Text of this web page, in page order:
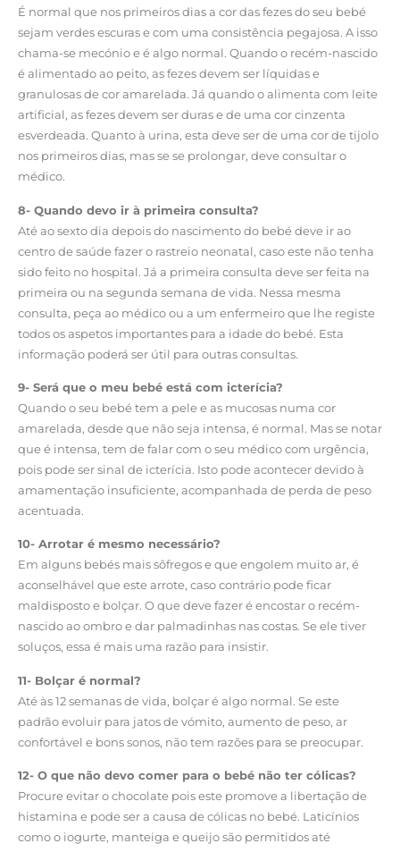
É normal que nos primeiros dias a cor das fezes do seu bebé
sejam verdes escuras e com uma consistência pegajosa. A isso
chama-se mecónio e é algo normal. Quando o recém-nascido
é alimentado ao peito, as fezes devem ser líquidas e
granulosas de cor amarelada. Já quando o alimenta com leite
artificial, as fezes devem ser duras e de uma cor cinzenta
esverdeada. Quanto à urina, esta deve ser de uma cor de tijolo
nos primeiros dias, mas se se prolongar, deve consultar o
médico.
8- Quando devo ir à primeira consulta?
Até ao sexto dia depois do nascimento do bebé deve ir ao
centro de saúde fazer o rastreio neonatal, caso este não tenha
sido feito no hospital. Já a primeira consulta deve ser feita na
primeira ou na segunda semana de vida. Nessa mesma
consulta, peça ao médico ou a um enfermeiro que lhe registe
todos os aspetos importantes para a idade do bebé. Esta
informação poderá ser útil para outras consultas.
9- Será que o meu bebé está com icterícia?
Quando o seu bebé tem a pele e as mucosas numa cor
amarelada, desde que não seja intensa, é normal. Mas se notar
que é intensa, tem de falar com o seu médico com urgência,
pois pode ser sinal de icterícia. Isto pode acontecer devido à
amamentação insuficiente, acompanhada de perda de peso
acentuada.
10- Arrotar é mesmo necessário?
Em alguns bebés mais sôfregos e que engolem muito ar, é
aconselhável que este arrote, caso contrário pode ficar
maldisposto e bolçar. O que deve fazer é encostar o recém-
nascido ao ombro e dar palmadinhas nas costas. Se ele tiver
soluços, essa é mais uma razão para insistir.
11- Bolçar é normal?
Até às 12 semanas de vida, bolçar é algo normal. Se este
padrão evoluir para jatos de vómito, aumento de peso, ar
confortável e bons sonos, não tem razões para se preocupar.
12- O que não devo comer para o bebé não ter cólicas?
Procure evitar o chocolate pois este promove a libertação de
histamina e pode ser a causa de cólicas no bebé. Laticínios
como o iogurte, manteiga e queijo são permitidos até